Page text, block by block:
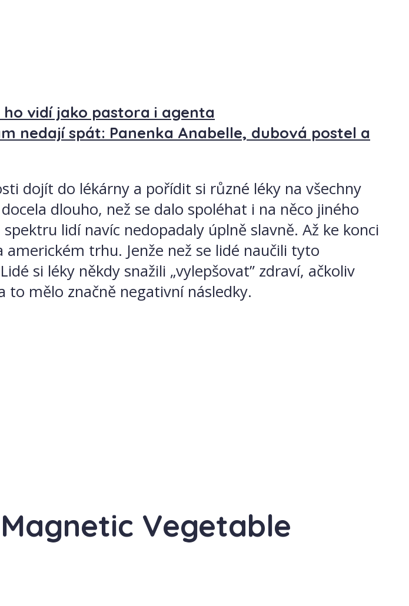
ho vidí jako pastora i agenta
nedají spát: Panenka Anabelle, dubová postel a
dojít do lékárny a pořídit si různé léky na všechny
dlouho, než se dalo spoléhat i na něco jiného
lidí navíc nedopadaly úplně slavně. Až ke konci
trhu. Jenže než se lidé naučili tyto
si léky někdy snažili „vylepšovat” zdraví, ačkoliv
to mělo značně negativní následky.
Vegetable